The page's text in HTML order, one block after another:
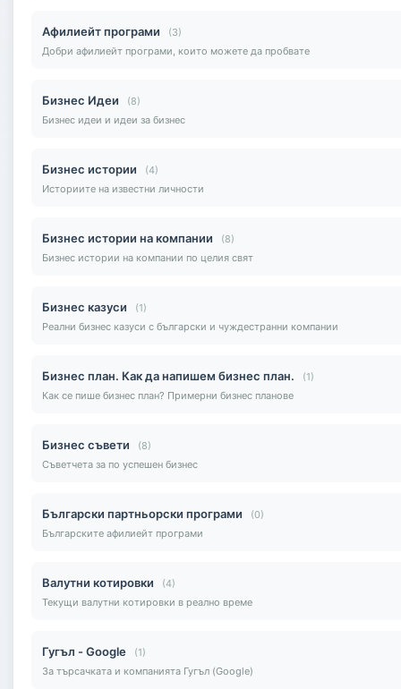
Афилиейт програми
(3)
Добри афилиейт програми, които можете да пробвате
Бизнес Идеи
(8)
Бизнес идеи и идеи за бизнес
Бизнес истории
(4)
Историите на известни личности
Бизнес истории на компании
(8)
Бизнес истории на компании по целия свят
Бизнес казуси
(1)
Реални бизнес казуси с български и чуждестранни компании
Бизнес план. Как да напишем бизнес план.
(1)
Как се пише бизнес план? Примерни бизнес планове
Бизнес съвети
(8)
Съветчета за по успешен бизнес
Български партньорски програми
(0)
Българските афилиейт програми
Валутни котировки
(4)
Текущи валутни котировки в реално време
Гугъл - Google
(1)
За търсачката и компанията Гугъл (Google)